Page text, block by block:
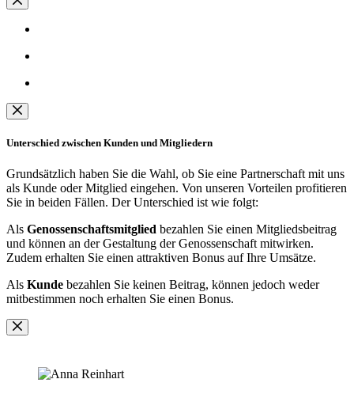
Unterschied zwischen Kunden und Mitgliedern
Grundsätzlich haben Sie die Wahl, ob Sie eine Partnerschaft mit uns
als Kunde oder Mitglied eingehen. Von unseren Vorteilen profitieren
Sie in beiden Fällen. Der Unterschied ist wie folgt:
Als Genossenschaftsmitglied bezahlen Sie einen Mitgliedsbeitrag
und können an der Gestaltung der Genossenschaft mitwirken.
Zudem erhalten Sie einen attraktiven Bonus auf Ihre Umsätze.
Als Kunde bezahlen Sie keinen Beitrag, können jedoch weder
mitbestimmen noch erhalten Sie einen Bonus.